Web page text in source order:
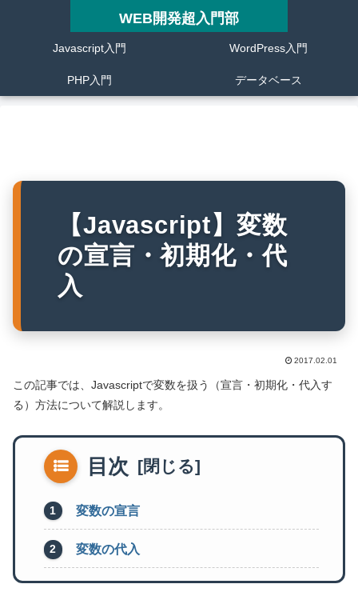
WEB開発超入門部
Javascript入門 WordPress入門
PHP入門 データベース
【Javascript】変数
の宣言・初期化・代
入
2017.02.01
この記事では、Javascriptで変数を扱う（宣言・初期化・代入す
る）方法について解説します。
目次
変数の宣言
変数の代入